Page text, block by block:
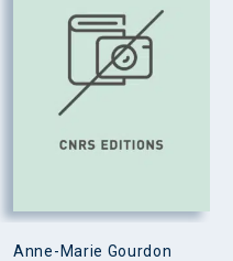
Anne-Marie Gourdon